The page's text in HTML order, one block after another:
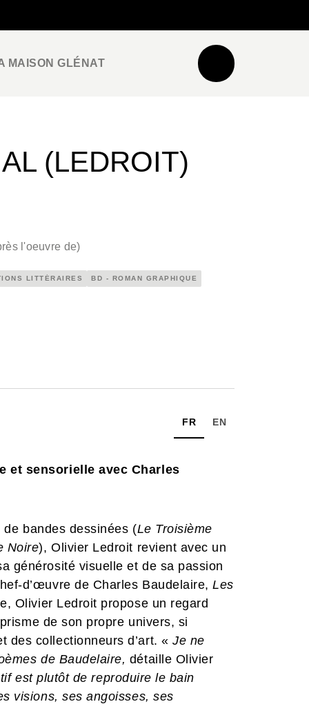
MAISON GLÉNAT
(LEDROIT)
l'oeuvre de)
LITTÉRAIRES BD - ROMAN GRAPHIQUE
FR EN
et sensorielle avec Charles
bandes dessinées (Le Troisième
Noire), Olivier Ledroit revient avec un
générosité visuelle et de sa passion
d’œuvre de Charles Baudelaire,Les
Olivier Ledroit propose un regard
de son propre univers, si
des collectionneurs d’art. «Je ne
de Baudelaire, détaille Olivier
est plutôt de reproduire le bain
visions, ses angoisses, ses